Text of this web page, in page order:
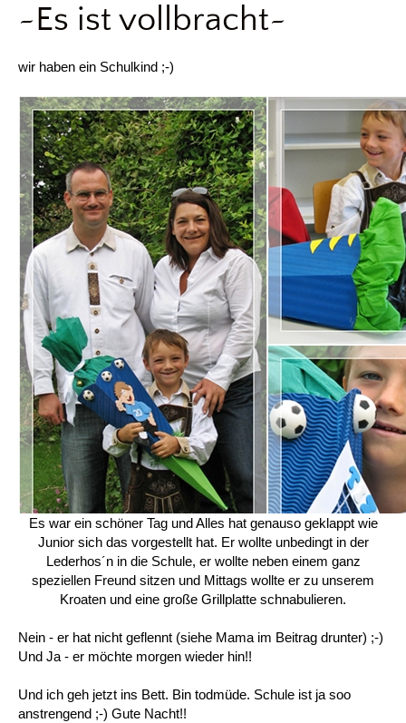
~Es ist vollbracht~
wir haben ein Schulkind ;-)
Es war ein schöner Tag und Alles hat genauso geklappt wie
Junior sich das vorgestellt hat. Er wollte unbedingt in der
Lederhos´n in die Schule, er wollte neben einem ganz
speziellen Freund sitzen und Mittags wollte er zu unserem
Kroaten und eine große Grillplatte schnabulieren.
Nein - er hat nicht geflennt (siehe Mama im Beitrag drunter) ;-)
Und Ja - er möchte morgen wieder hin!!
Und ich geh jetzt ins Bett. Bin todmüde. Schule ist ja soo
anstrengend ;-) Gute Nacht!!